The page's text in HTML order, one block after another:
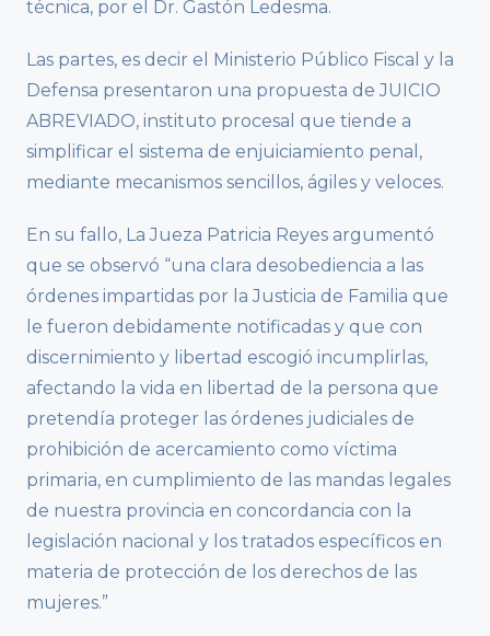
técnica, por el Dr. Gastón Ledesma.
Las partes, es decir el Ministerio Público Fiscal y la
Defensa presentaron una propuesta de JUICIO
ABREVIADO, instituto procesal que tiende a
simplificar el sistema de enjuiciamiento penal,
mediante mecanismos sencillos, ágiles y veloces.
En su fallo, La Jueza Patricia Reyes argumentó
que se observó “una clara desobediencia a las
órdenes impartidas por la Justicia de Familia que
le fueron debidamente notificadas y que con
discernimiento y libertad escogió incumplirlas,
afectando la vida en libertad de la persona que
pretendía proteger las órdenes judiciales de
prohibición de acercamiento como víctima
primaria, en cumplimiento de las mandas legales
de nuestra provincia en concordancia con la
legislación nacional y los tratados específicos en
materia de protección de los derechos de las
mujeres.”